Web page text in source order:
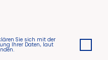
Sie sich mit der
Ihrer Daten, laut